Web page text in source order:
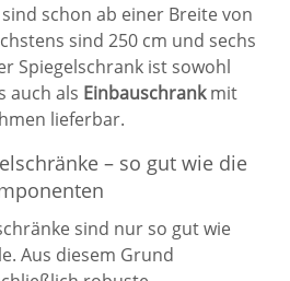
schon ab einer Breite von
sind 250 cm und sechs
Spiegelschrank ist sowohl
auch als Einbauschrankmit
lieferbar.
– so gut wie die
sind nur so gut wie
Aus diesem Grund